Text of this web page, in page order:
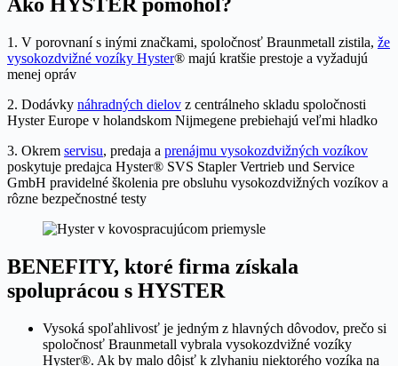
Ako HYSTER pomohol?
1. V porovnaní s inými značkami, spoločnosť Braunmetall zistila, že
vysokozdvižné vozíky Hyster® majú kratšie prestoje a vyžadujú
menej opráv
2. Dodávky náhradných dielov z centrálneho skladu spoločnosti
Hyster Europe v holandskom Nijmegene prebiehajú veľmi hladko
3. Okrem servisu, predaja a prenájmu vysokozdvižných vozíkov
poskytuje predajca Hyster® SVS Stapler Vertrieb und Service
GmbH pravidelné školenia pre obsluhu vysokozdvižných vozíkov a
rôzne bezpečnostné testy
BENEFITY, ktoré firma získala
spoluprácou s HYSTER
Vysoká spoľahlivosť je jedným z hlavných dôvodov, prečo si
spoločnosť Braunmetall vybrala vysokozdvižné vozíky
Hyster®. Ak by malo dôjsť k zlyhaniu niektorého vozíka na